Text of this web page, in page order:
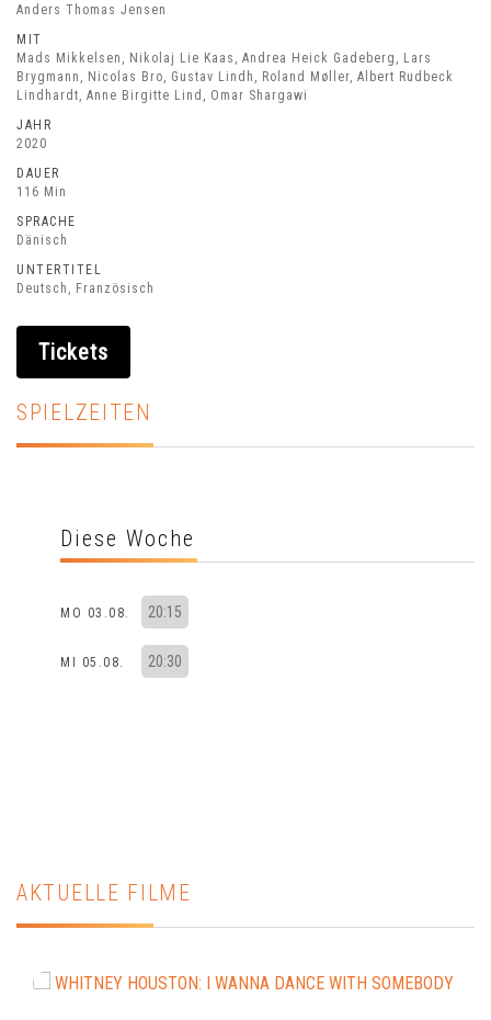
Anders Thomas Jensen
MIT
Mads Mikkelsen, Nikolaj Lie Kaas, Andrea Heick Gadeberg, Lars
Brygmann, Nicolas Bro, Gustav Lindh, Roland Møller, Albert Rudbeck
Lindhardt, Anne Birgitte Lind, Omar Shargawi
JAHR
2020
DAUER
116 Min
SPRACHE
Dänisch
UNTERTITEL
Deutsch, Französisch
Tickets
SPIELZEITEN
Diese Woche
MO 03.08. 20:15
MI 05.08. 20:30
AKTUELLE FILME